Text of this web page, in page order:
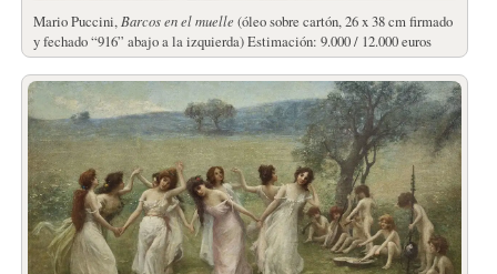
Mario Puccini, Barcos en el muelle (óleo sobre cartón, 26 x 38 cm firmado
y fechado “916” abajo a la izquierda) Estimación: 9.000 / 12.000 euros